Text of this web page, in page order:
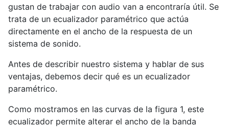
gustan de trabajar con audio van a encontraría útil. Se
trata de un ecualizador paramétrico que actúa
directamente en el ancho de la respuesta de un
sistema de sonido.
Antes de describir nuestro sistema y hablar de sus
ventajas, debemos decir qué es un ecualizador
paramétrico.
Como mostramos en las curvas de la figura 1, este
ecualizador permite alterar el ancho de la banda